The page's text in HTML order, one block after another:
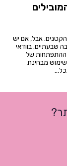
אבל, אם יש
שבעתיים. בוודאי
ההתפתחות של
מבחינת